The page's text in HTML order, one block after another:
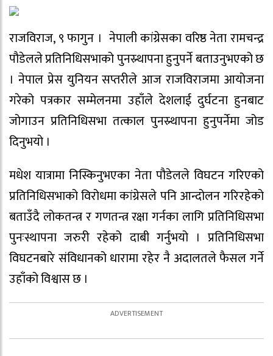
राजविराज, ९ फागुन । नेपाली कांग्रेसका वरिष्ठ नेता रामचन्द्र
पौडेलले प्रतिनिधिसभाको पुनस्र्थापना हुनुपर्ने बताउनुभएको छ
। नेपाल प्रेस युनियन सप्तरीले आज राजविराजमा आयोजना
गरेको पत्रकार सम्मेलनमा उहाँले देशलाई दुर्घटना हुनबाट
जोगाउन प्रतिनिधिसभा तत्काल पुनस्र्थापना हुनुपर्नेमा जोड
दिनुभयो ।
मधेश यात्रामा निस्किनुभएका नेता पौडेलले विघटन गरिएको
प्रतिनिधिसभाको विरोधमा कांग्रेसले पनि आन्दोलन गरिरहेको
बताउँदै लोकतन्त्र र गणतन्त्र रक्षा गर्नका लागि प्रतिनिधिसभा
पुनःस्थापना जरुरी रहेको दाबी गर्नुभयो । प्रतिनिधिसभा
विघटनबारे संविधानको धारामा रहेर नै अदालतले फैसल गर्ने
उहाँको विश्वास छ ।